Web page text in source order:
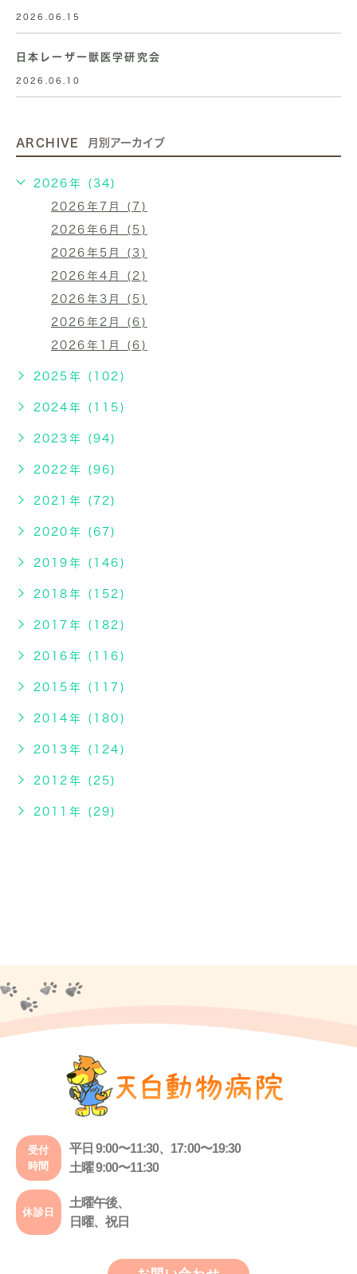
2026.06.15
日本レーザー獣医学研究会
2026.06.10
ARCHIVE 月別アーカイブ
2026年 (34)
2026年7月 (7)
2026年6月 (5)
2026年5月 (3)
2026年4月 (2)
2026年3月 (5)
2026年2月 (6)
2026年1月 (6)
2025年 (102)
2024年 (115)
2023年 (94)
2022年 (96)
2021年 (72)
2020年 (67)
2019年 (146)
2018年 (152)
2017年 (182)
2016年 (116)
2015年 (117)
2014年 (180)
2013年 (124)
2012年 (25)
2011年 (29)
受付
時間
平日 9:00〜11:30、17:00〜19:30
土曜 9:00〜11:30
休診日
土曜午後、
日曜、祝日